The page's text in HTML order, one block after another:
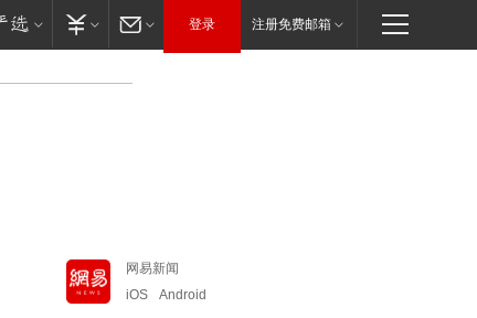
登录 注册免费邮箱
网易新闻
iOS
Android